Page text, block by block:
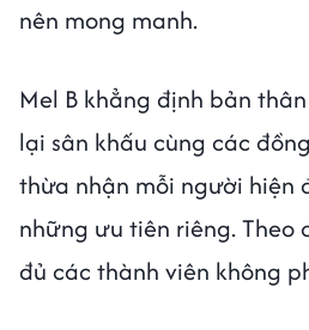
nên mong manh.
Mel B khẳng định bản
lại sân khấu cùng các
thừa nhận mỗi người hiện
những ưu tiên riêng. Theo
đủ các thành viên không